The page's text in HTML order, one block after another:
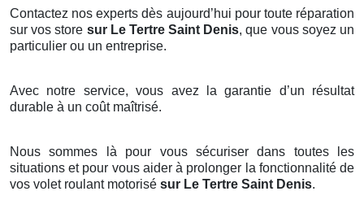
Contactez nos experts dès aujourd’hui pour toute réparation
sur vos store sur Le Tertre Saint Denis, que vous soyez un
particulier ou un entreprise.
Avec notre service, vous avez la garantie d’un résultat
durable à un coût maîtrisé.
Nous sommes là pour vous sécuriser dans toutes les
situations et pour vous aider à prolonger la fonctionnalité de
vos volet roulant motorisé sur Le Tertre Saint Denis.